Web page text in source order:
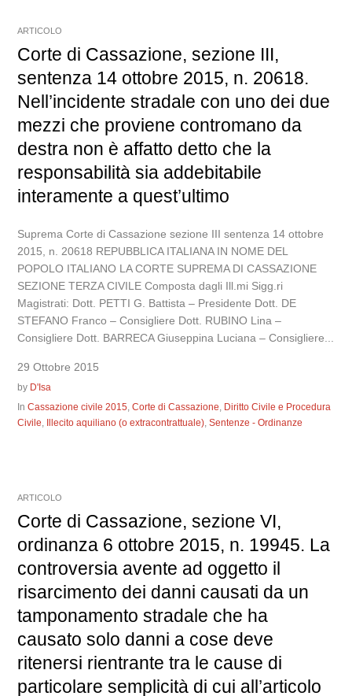
ARTICOLO
Corte di Cassazione, sezione III,
sentenza 14 ottobre 2015, n. 20618.
Nell’incidente stradale con uno dei due
mezzi che proviene contromano da
destra non è affatto detto che la
responsabilità sia addebitabile
interamente a quest’ultimo
Suprema Corte di Cassazione sezione III sentenza 14 ottobre
2015, n. 20618 REPUBBLICA ITALIANA IN NOME DEL
POPOLO ITALIANO LA CORTE SUPREMA DI CASSAZIONE
SEZIONE TERZA CIVILE Composta dagli Ill.mi Sigg.ri
Magistrati: Dott. PETTI G. Battista – Presidente Dott. DE
STEFANO Franco – Consigliere Dott. RUBINO Lina –
Consigliere Dott. BARRECA Giuseppina Luciana – Consigliere...
29 Ottobre 2015
by D'Isa
InCassazione civile 2015,Corte di Cassazione, Diritto Civile e Procedura
Civile, Illecito aquiliano (o extracontrattuale),Sentenze - Ordinanze
ARTICOLO
Corte di Cassazione, sezione VI,
ordinanza 6 ottobre 2015, n. 19945. La
controversia avente ad oggetto il
risarcimento dei danni causati da un
tamponamento stradale che ha
causato solo danni a cose deve
ritenersi rientrante tra le cause di
particolare semplicità di cui all’articolo